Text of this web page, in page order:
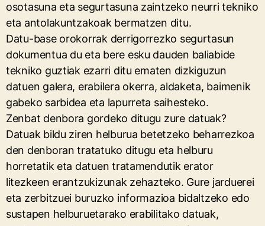
osotasuna eta segurtasuna zaintzeko neurri tekniko
eta antolakuntzakoak bermatzen ditu.
Datu-base orokorrak derrigorrezko segurtasun
dokumentua du eta bere esku dauden baliabide
tekniko guztiak ezarri ditu ematen dizkiguzun
datuen galera, erabilera okerra, aldaketa, baimenik
gabeko sarbidea eta lapurreta saihesteko.
Zenbat denbora gordeko ditugu zure datuak?
Datuak bildu ziren helburua betetzeko beharrezkoa
den denboran tratatuko ditugu eta helburu
horretatik eta datuen tratamendutik erator
litezkeen erantzukizunak zehazteko. Gure jarduerei
eta zerbitzuei buruzko informazioa bidaltzeko edo
sustapen helburuetarako erabilitako datuak,